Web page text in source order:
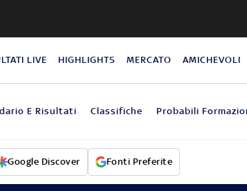
LIVE HIGHLIGHTS MERCATO AMICHEVOLI
E Risultati Classifiche Probabili
Google Discover Fonti Preferite